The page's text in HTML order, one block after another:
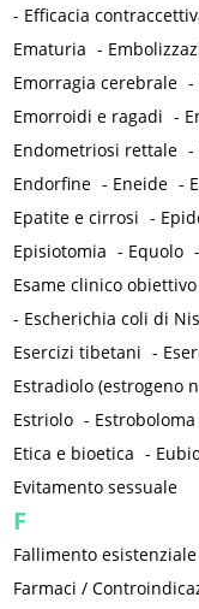
- Efficacia
Ematuria -
Emorragia cerebrale -
Emorroidi e ragadi -
Endometriosi rettale -
Endorfine - Eneide -
Epatite e cirrosi -
Episiotomia - Equolo -
Esame clinico obiettivo
- Escherichia coli di
Esercizi tibetani -
Estradiolo (estrogeno
Estriolo - Estroboloma
Etica e bioetica -
Evitamento sessuale
F
Fallimento esistenziale
Farmaci /